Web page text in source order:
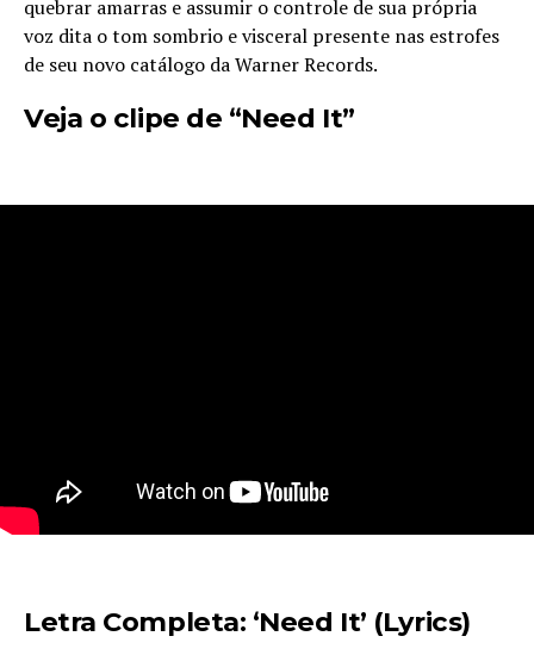
quebrar amarras e assumir o controle de sua própria
voz dita o tom sombrio e visceral presente nas estrofes
de seu novo catálogo da Warner Records.
Veja o clipe de “Need It”
Letra Completa: ‘Need It’ (Lyrics)